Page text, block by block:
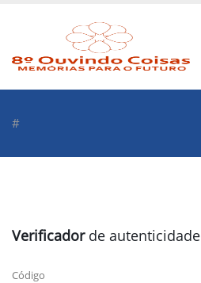
#
Verificadorde autenticidade
Código